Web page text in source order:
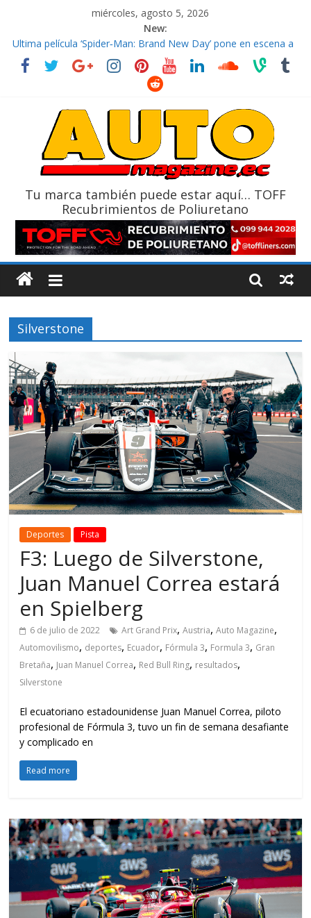
miércoles, agosto 5, 2026
New:
El costo de tener un vehículo gana protagonismo a la hora de
decidir
Ultima película ‘Spider‑Man: Brand New Day’ pone en escena a
La Vuelta al Ecuador 2026, edición 47ª, recorre 7 provincias en 8
La FEDAK recibe 12 Sinotruk Bolden para cubrir las rutas de La
Tu marca también puede estar aquí… TOFF
Recubrimientos de Poliuretano
Silverstone
Deportes Pista
F3: Luego de Silverstone,
Juan Manuel Correa estará
en Spielberg
6 de julio de 2022 Art Grand Prix,Austria,Auto Magazine,
Automovilismo, deportes, Ecuador, Fórmula 3, Formula 3, Gran
Bretaña, Juan Manuel Correa, Red Bull Ring, resultados,
Silverstone
El ecuatoriano estadounidense Juan Manuel Correa, piloto
profesional de Fórmula 3, tuvo un fin de semana desafiante
y complicado en
Read more